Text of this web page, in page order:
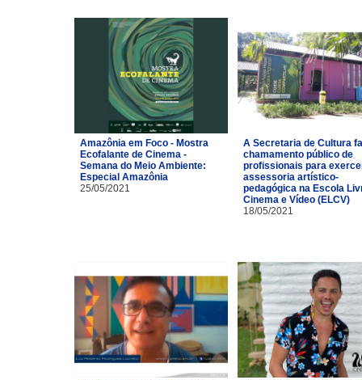
Amazônia em Foco - Mostra
Ecofalante de Cinema -
Semana do Meio Ambiente:
Especial Amazônia
25/05/2021
A Secretaria de Cultura
chamamento público de
profissionais para
assessoria artístico-
pedagógica na Escola
Cinema e Vídeo (ELCV)
18/05/2021